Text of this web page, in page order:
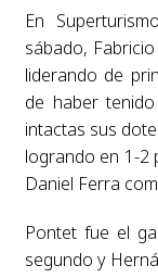
En
sábado,
liderando de
de haber
intactas sus
logrando en 1-2
Daniel Ferra
Pontet fue el
segundo y